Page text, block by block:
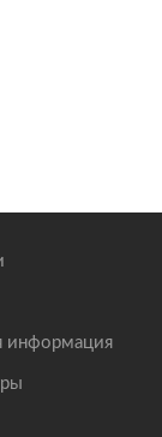
информация